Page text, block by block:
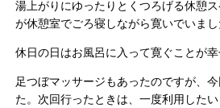
湯上がりにゆったりとくつろげる休憩
が休憩室でごろ寝しながら寛いでいまし
休日の日はお風呂に入って寛ぐことが
足つぼマッサージもあったのですが、
た。次回行ったときは、一度利用したい